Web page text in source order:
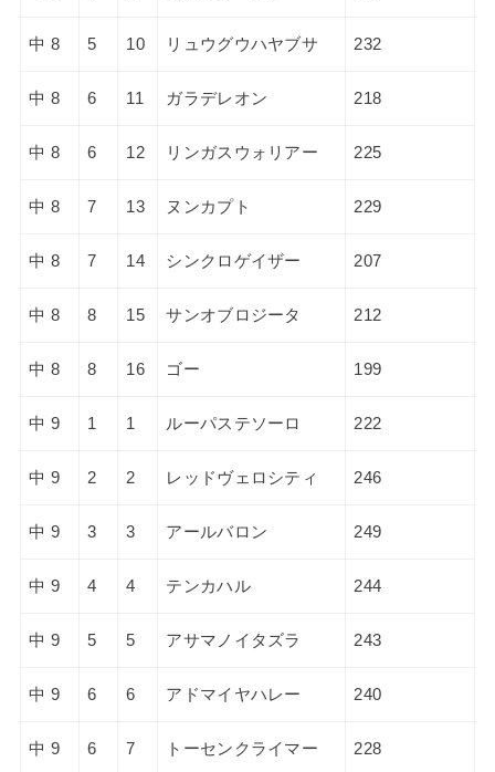
中 8 5 10 リュウグウハヤブサ 232
中 8 6 11 ガラデレオン 218
中 8 6 12 リンガスウォリアー 225
中 8 7 13 ヌンカプト 229
中 8 7 14 シンクロゲイザー 207
中 8 8 15 サンオブロジータ 212
中 8 8 16 ゴー 199
中 9 1 1 ルーパステソーロ 222
中 9 2 2 レッドヴェロシティ 246
中 9 3 3 アールバロン 249
中 9 4 4 テンカハル 244
中 9 5 5 アサマノイタズラ 243
中 9 6 6 アドマイヤハレー 240
中 9 6 7 トーセンクライマー 228